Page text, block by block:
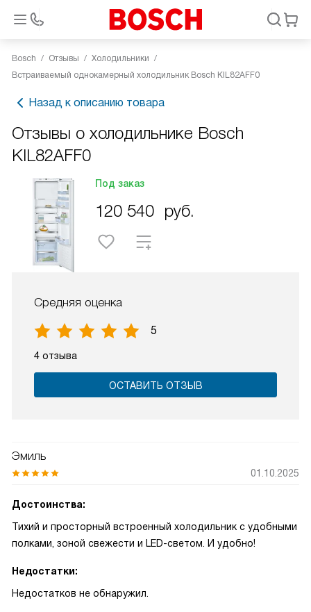
Bosch Отзывы
Холодильники
Встраиваемый однокамерный холодильник Bosch KIL82AFF0
Назад к описанию товара
Отзывы о холодильнике Bosch
KIL82AFF0
Под заказ
120 540 руб.
Средняя оценка
5
4 отзыва
ОСТАВИТЬ ОТЗЫВ
Эмиль
01.10.2025
Достоинства:
Тихий и просторный встроенный холодильник с удобными
полками, зоной свежести и LED-светом. И удобно!
Недостатки:
Недостатков не обнаружил.